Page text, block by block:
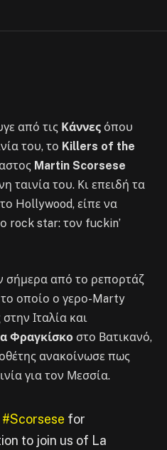
από τις Κάννες όπου
του, το Killers of the
Martin Scorsese
ταινία του. Κι επειδή τα
Hollywood, είπε να
rock star: τον fuckin’
σήμερα από το ρεπορτάζ
οποίο ο γερο-Marty
Ιταλία και
Φραγκίσκο στο Βατικανό,
ανακοίνωσε πως
για τον Μεσσία.
#Scorsese for
to join us of La